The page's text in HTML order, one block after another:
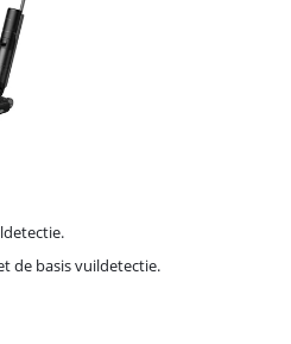
de basis vuildetectie.